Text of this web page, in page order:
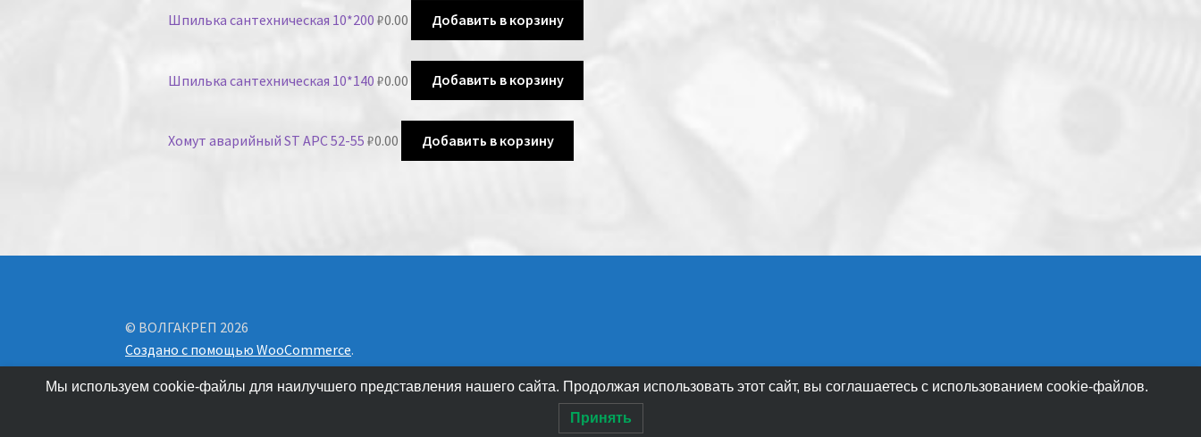
Шпилька сантехническая 10*200 ₽0.00 Добавить в корзину
Шпилька сантехническая 10*140 ₽0.00 Добавить в корзину
Хомут аварийный ST APC 52-55 ₽0.00 Добавить в корзину
© ВОЛГАКРЕП 2026
Создано с помощью WooCommerce.
Мы используем cookie-файлы для наилучшего представления нашего сайта. Продолжая использовать этот сайт, вы соглашаетесь с использованием cookie-файлов.
Принять